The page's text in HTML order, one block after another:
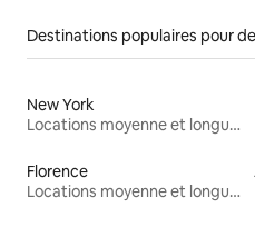
Destinations populaires pour
New York
Locations moyenne et longue durée
Florence
Locations moyenne et longue durée